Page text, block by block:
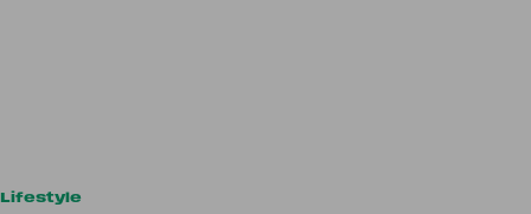
Lifestyle